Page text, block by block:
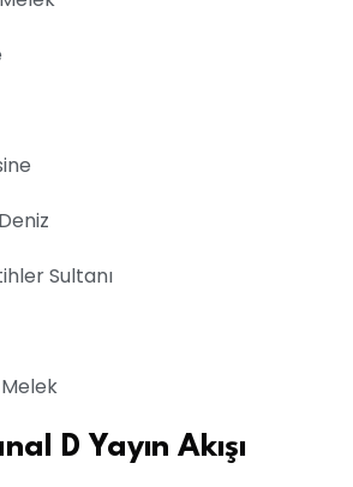
Sultanı
D Yayın Akışı